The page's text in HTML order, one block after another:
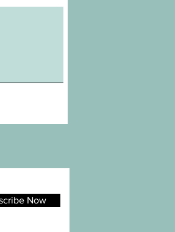
Now